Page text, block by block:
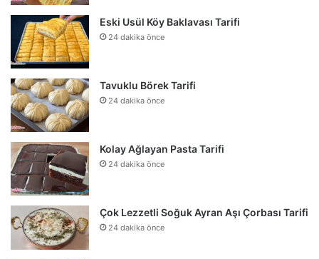
Eski Usül Köy Baklavası Tarifi
24 dakika önce
Tavuklu Börek Tarifi
24 dakika önce
Kolay Ağlayan Pasta Tarifi
24 dakika önce
Çok Lezzetli Soğuk Ayran Aşı Çorbası Tarifi
24 dakika önce